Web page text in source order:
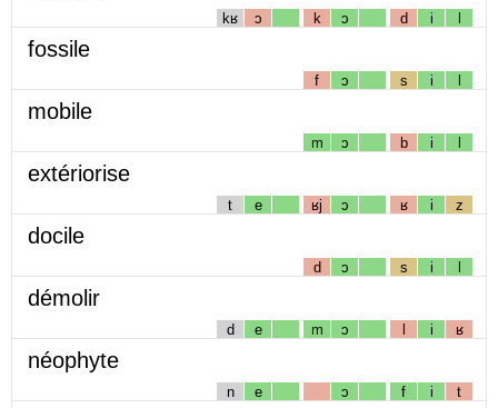
kʁ ɔ k ɔ d i l
fossile
f ɔ s i l
mobile
m ɔ b i l
extériorise
t e ʁj ɔ ʁ i z
docile
d ɔ s i l
démolir
d e m ɔ l i ʁ
néophyte
n e ɔ f i t